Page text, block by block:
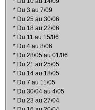
* Du 3 au 7/09
* Du 25 au 30/06
* Du 18 au 22/06
* Du 11 au 15/06
* Du 4 au 8/06
* Du 28/05 au 01/06
* Du 21 au 25/05
* Du 14 au 18/05
* Du 7 au 11/05
* Du 30/04 au 4/05
* Du 23 au 27/04